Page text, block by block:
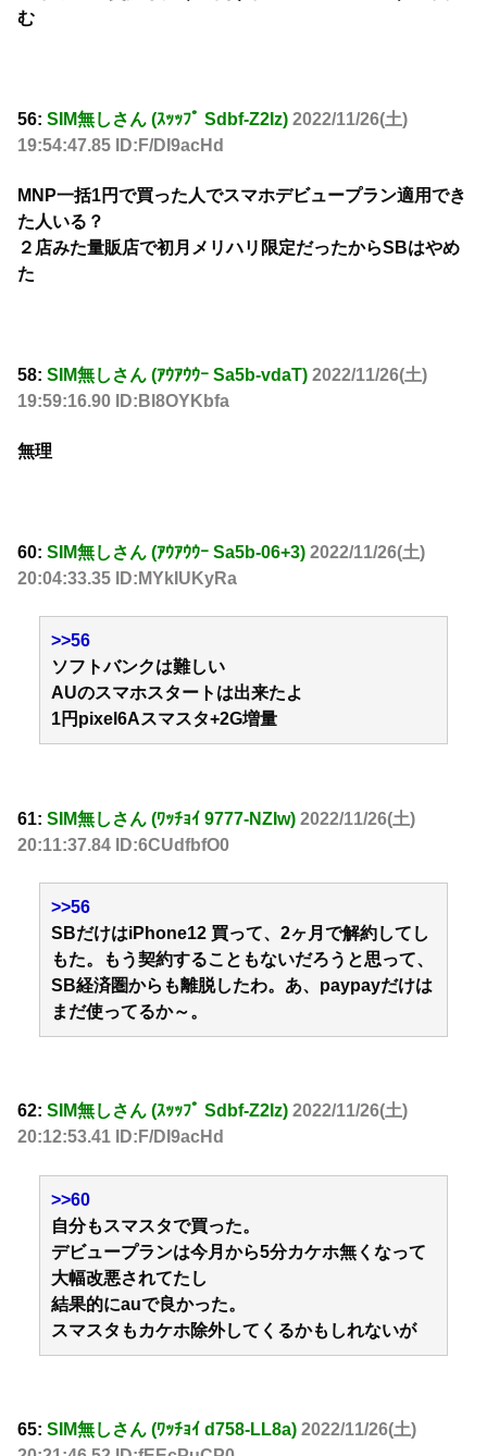
む
56: SIM無しさん (ｽｯｯﾌﾟ Sdbf-Z2Iz) 2022/11/26(土)
19:54:47.85 ID:F/DI9acHd
MNP一括1円で買った人でスマホデビュープラン適用でき
た人いる？
２店みた量販店で初月メリハリ限定だったからSBはやめ
た
58: SIM無しさん (ｱｳｱｳｳｰ Sa5b-vdaT) 2022/11/26(土)
19:59:16.90 ID:Bl8OYKbfa
無理
60: SIM無しさん (ｱｳｱｳｳｰ Sa5b-06+3) 2022/11/26(土)
20:04:33.35 ID:MYkIUKyRa
>>56
ソフトバンクは難しい
AUのスマホスタートは出来たよ
1円pixel6Aスマスタ+2G増量
61: SIM無しさん (ﾜｯﾁｮｲ 9777-NZIw) 2022/11/26(土)
20:11:37.84 ID:6CUdfbfO0
>>56
SBだけはiPhone12 買って、2ヶ月で解約してし
もた。もう契約することもないだろうと思って、
SB経済圏からも離脱したわ。あ、paypayだけは
まだ使ってるか～。
62: SIM無しさん (ｽｯｯﾌﾟ Sdbf-Z2Iz) 2022/11/26(土)
20:12:53.41 ID:F/DI9acHd
>>60
自分もスマスタで買った。
デビュープランは今月から5分カケホ無くなって
大幅改悪されてたし
結果的にauで良かった。
スマスタもカケホ除外してくるかもしれないが
65: SIM無しさん (ﾜｯﾁｮｲ d758-LL8a) 2022/11/26(土)